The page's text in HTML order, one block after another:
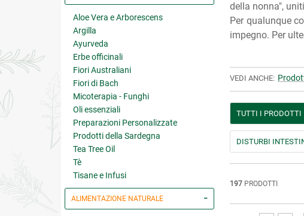
Aloe Vera e Arborescens
Argilla
Ayurveda
Erbe officinali
Fiori Australiani
Fiori di Bach
Micoterapia - Funghi
Oli essenziali
Preparazioni Personalizzate
Prodotti della Sardegna
Tea Tree Oil
Tè
Tisane e Infusi
ALIMENTAZIONE NATURALE
della nonna",
Per qualunque
impegno. Per
VEDI ANCHE:
TUTTI I PRODOTTI
DISTURBI
197 PRODOTTI